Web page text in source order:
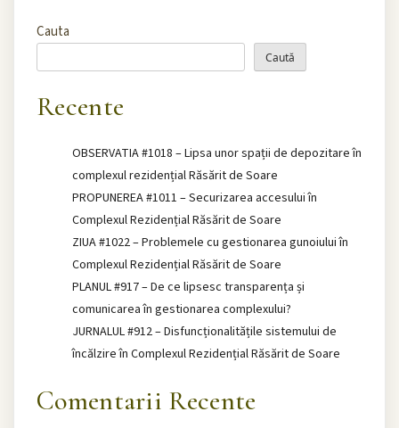
Cauta
Caută
Recente
OBSERVATIA #1018 – Lipsa unor spații de depozitare în
complexul rezidențial Răsărit de Soare
PROPUNEREA #1011 – Securizarea accesului în
Complexul Rezidențial Răsărit de Soare
ZIUA #1022 – Problemele cu gestionarea gunoiului în
Complexul Rezidențial Răsărit de Soare
PLANUL #917 – De ce lipsesc transparența și
comunicarea în gestionarea complexului?
JURNALUL #912 – Disfuncționalitățile sistemului de
încălzire în Complexul Rezidențial Răsărit de Soare
Comentarii Recente